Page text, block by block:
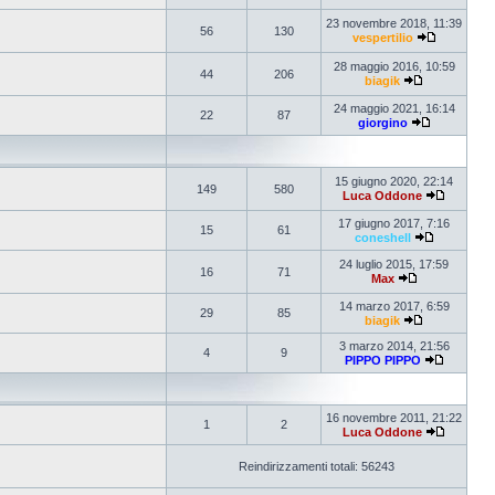
56 130
23 novembre 2018, 11:39
vespertilio
44 206
28 maggio 2016, 10:59
biagik
22 87
24 maggio 2021, 16:14
giorgino
149 580
15 giugno 2020, 22:14
Luca Oddone
15 61
17 giugno 2017, 7:16
coneshell
16 71
24 luglio 2015, 17:59
Max
29 85
14 marzo 2017, 6:59
biagik
4 9
3 marzo 2014, 21:56
PIPPO PIPPO
1 2
16 novembre 2011, 21:22
Luca Oddone
Reindirizzamenti totali: 56243